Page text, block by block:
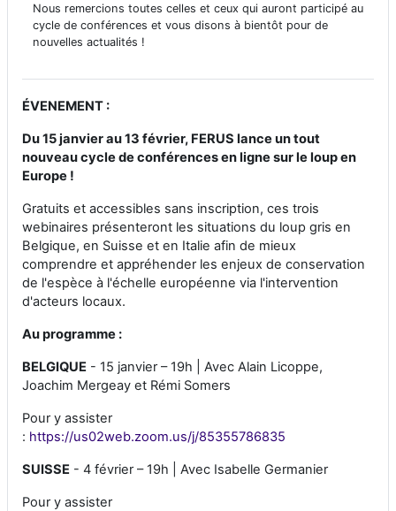
Nous remercions toutes celles et ceux qui auront participé au
cycle de conférences et vous disons à bientôt pour de
nouvelles actualités !
ÉVENEMENT :
Du 15 janvier au 13 février, FERUS lance un tout
nouveau cycle de conférences en ligne sur le loup en
Europe !
Gratuits et accessibles sans inscription, ces trois
webinaires présenteront les situations du loup gris en
Belgique, en Suisse et en Italie afin de mieux
comprendre et appréhender les enjeux de conservation
de l'espèce à l'échelle européenne via l'intervention
d'acteurs locaux.
Au programme :
BELGIQUE - 15 janvier – 19h | Avec Alain Licoppe,
Joachim Mergeay et Rémi Somers
Pour y assister
: https://us02web.zoom.us/j/85355786835
SUISSE - 4 février – 19h | Avec Isabelle Germanier
Pour y assister